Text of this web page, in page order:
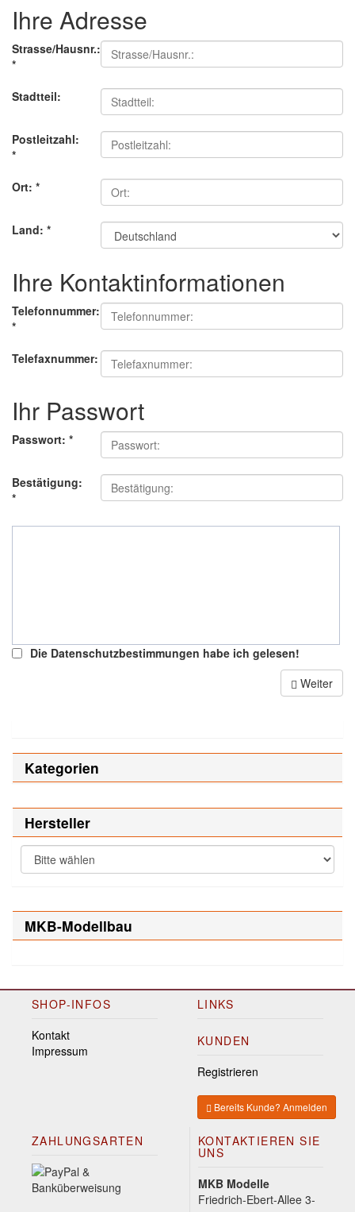
Ihre Adresse
Strasse/Hausnr.:
*
Stadtteil:
Postleitzahl:
*
Ort: *
Land: *
Ihre Kontaktinformationen
Telefonnummer:
*
Telefaxnummer:
Ihr Passwort
Passwort: *
Bestätigung:
*
Die Datenschutzbestimmungen habe ich gelesen!
Weiter
Kategorien
Hersteller
MKB-Modellbau
SHOP-INFOS
Kontakt
Impressum
LINKS
KUNDEN
Registrieren
Bereits Kunde? Anmelden
ZAHLUNGSARTEN KONTAKTIEREN SIE
UNS
MKB Modelle
Friedrich-Ebert-Allee 3-